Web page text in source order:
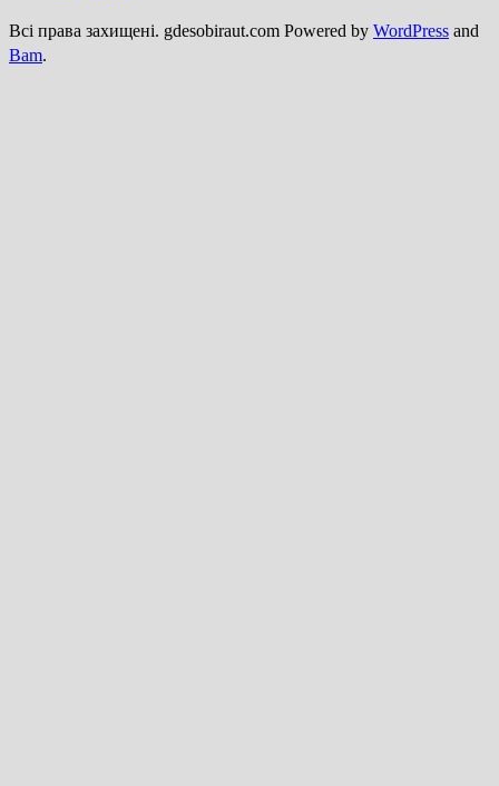
Всі права захищені. gdesobiraut.com Powered by WordPress and
Bam.